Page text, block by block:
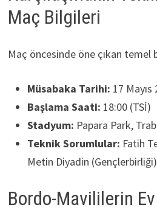
Maç Bilgileri
Maç öncesinde öne çıkan temel
Müsabaka Tarihi: 17 Mayıs
Başlama Saati: 18:00 (TSİ)
Stadyum: Papara Park,
Teknik Sorumlular: Fatih
Metin Diyadin (Gençlerbirliği)
Bordo-Mavililerin